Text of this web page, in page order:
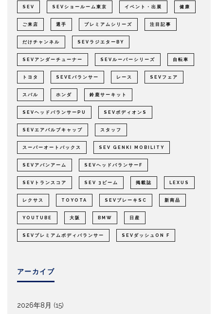
SEV SEVショールーム東京 イベント・出展 健康
ご来店 選手 プレミアムシリーズ 注目記事
だけチャンネル SEVラジエターBY
SEVアンダーチューナー SEVルーパーシリーズ 自転車
トヨタ SEVEバランサー レース SEVフェア
スバル ホンダ 鈴鹿サーキット
SEVヘッドバランサーPU SEVボディオンS
SEVエアバルブキャップ スタッフ
スーパーオートバックス SEV GENKI MOBILITY
SEVアバンアーム SEVヘッドバランサーF
SEVトランスコア SEV 3ビーム 掲載誌 LEXUS
レクサス TOYOTA SEVブレーキSC 新商品
YOUTUBE 大阪 BMW 日産
SEVプレミアムボディバランサー SEVダッシュON F
アーカイブ
2026年8月 (15)